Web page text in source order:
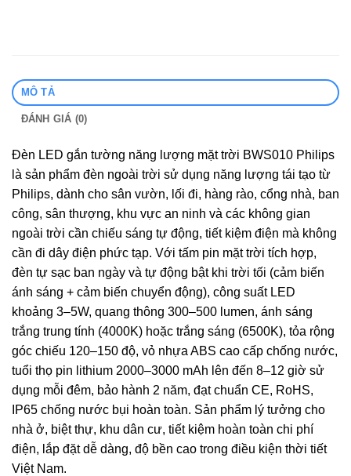
MÔ TẢ
ĐÁNH GIÁ (0)
Đèn LED gắn tường năng lượng mặt trời BWS010 Philips
là sản phẩm đèn ngoài trời sử dụng năng lượng tái tạo từ
Philips, dành cho sân vườn, lối đi, hàng rào, cổng nhà, ban
công, sân thượng, khu vực an ninh và các không gian
ngoài trời cần chiếu sáng tự động, tiết kiệm điện mà không
cần đi dây điện phức tạp. Với tấm pin mặt trời tích hợp,
đèn tự sạc ban ngày và tự động bật khi trời tối (cảm biến
ánh sáng + cảm biến chuyển động), công suất LED
khoảng 3–5W, quang thông 300–500 lumen, ánh sáng
trắng trung tính (4000K) hoặc trắng sáng (6500K), tỏa rộng
góc chiếu 120–150 độ, vỏ nhựa ABS cao cấp chống nước,
tuổi thọ pin lithium 2000–3000 mAh lên đến 8–12 giờ sử
dụng mỗi đêm, bảo hành 2 năm, đạt chuẩn CE, RoHS,
IP65 chống nước bụi hoàn toàn. Sản phẩm lý tưởng cho
nhà ở, biệt thự, khu dân cư, tiết kiệm hoàn toàn chi phí
điện, lắp đặt dễ dàng, độ bền cao trong điều kiện thời tiết
Việt Nam.